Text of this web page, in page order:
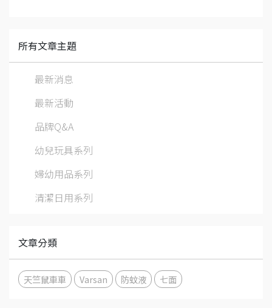
所有文章主題
最新消息
最新活動
品牌Q&A
幼兒玩具系列
婦幼用品系列
清潔日用系列
文章分類
天竺鼠車車 Varsan 防蚊液 七面